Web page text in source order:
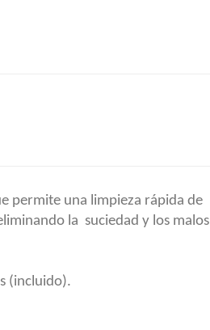
permite una limpieza rápida de
la suciedad y los malos
(incluido).